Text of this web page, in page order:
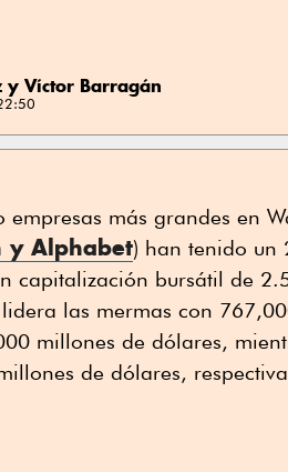
y Víctor Barragán
empresas más grandes en
y Alphabet) han tenido un
capitalización bursátil de
las mermas con
millones de dólares,
de dólares,